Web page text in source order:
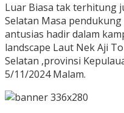
Luar Biasa tak terhitung
Selatan Masa
antusias hadir dalam
landscape Laut Nek Aji
Selatan ,provinsi
5/11/2024 Malam.